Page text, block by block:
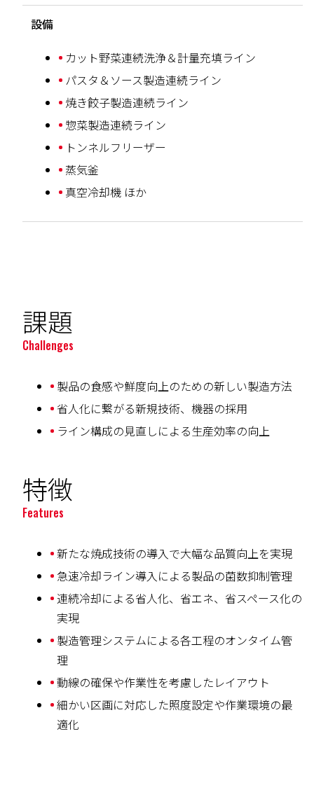
設備
カット野菜連続洗浄＆計量充填ライン
パスタ＆ソース製造連続ライン
焼き餃子製造連続ライン
惣菜製造連続ライン
トンネルフリーザー
蒸気釜
真空冷却機 ほか
課題
Challenges
製品の食感や鮮度向上のための新しい製造方法
省人化に繋がる新規技術、機器の採用
ライン構成の見直しによる生産効率の向上
特徴
Features
新たな焼成技術の導入で大幅な品質向上を実現
急速冷却ライン導入による製品の菌数抑制管理
連続冷却による省人化、省エネ、省スペース化の
実現
製造管理システムによる各工程のオンタイム管
理
動線の確保や作業性を考慮したレイアウト
細かい区画に対応した照度設定や作業環境の最
適化